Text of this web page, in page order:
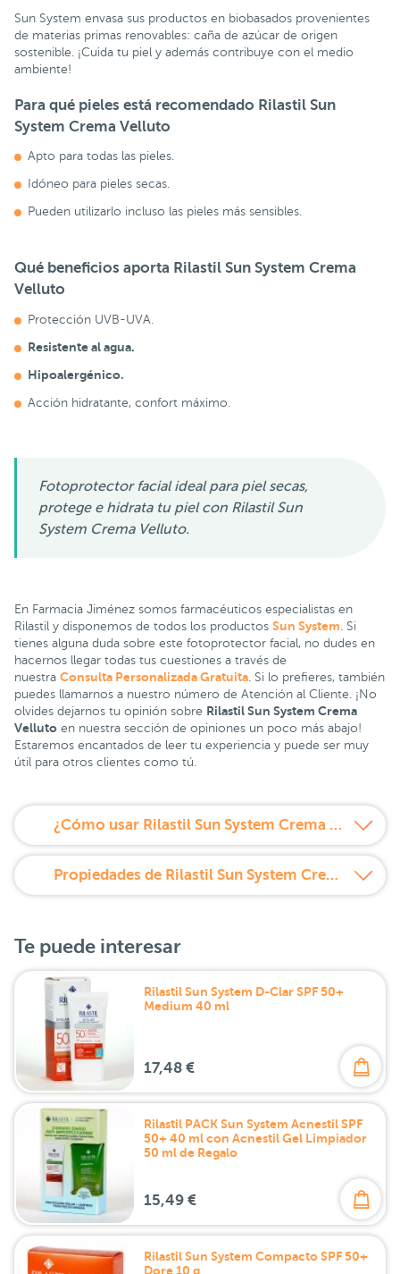
Sun System envasa sus productos en biobasados provenientes
de materias primas renovables: caña de azúcar de origen
sostenible. ¡Cuida tu piel y además contribuye con el medio
ambiente!
Para qué pieles está recomendado Rilastil Sun
System Crema Velluto
Apto para todas las pieles.
Idóneo para pieles secas.
Pueden utilizarlo incluso las pieles más sensibles.
Qué beneficios aporta Rilastil Sun System Crema
Velluto
Protección UVB-UVA.
Resistente al agua.
Hipoalergénico.
Acción hidratante, confort máximo.
Fotoprotector facial ideal para piel secas,
protege e hidrata tu piel con Rilastil Sun
System Crema Velluto.
En Farmacia Jiménez somos farmacéuticos especialistas en
Rilastil y disponemos de todos los productos Sun System . Si
tienes alguna duda sobre este fotoprotector facial, no dudes en
hacernos llegar todas tus cuestiones a través de
nuestra Consulta Personalizada Gratuita . Si lo prefieres, también
puedes llamarnos a nuestro número de Atención al Cliente. ¡No
olvides dejarnos tu opinión sobre Rilastil Sun System Crema
Velluto en nuestra sección de opiniones un poco más abajo!
Estaremos encantados de leer tu experiencia y puede ser muy
útil para otros clientes como tú.
¿Cómo usar Rilastil Sun System Crema Velluto SPF50?
Propiedades de Rilastil Sun System Crema Velluto SPF50
Te puede interesar
Rilastil Sun System D-Clar SPF 50+
Medium 40 ml
17,48 €
Rilastil PACK Sun System Acnestil SPF
50+ 40 ml con Acnestil Gel Limpiador
50 ml de Regalo
15,49 €
Rilastil Sun System Compacto SPF 50+
Dore 10 g